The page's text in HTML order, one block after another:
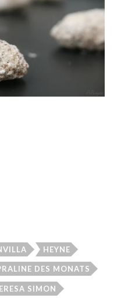
HEYNE
DES MONATS
SIMON